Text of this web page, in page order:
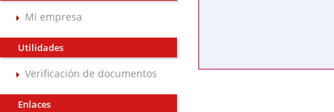
Mi empresa
Utilidades
Verificación de documentos
Enlaces